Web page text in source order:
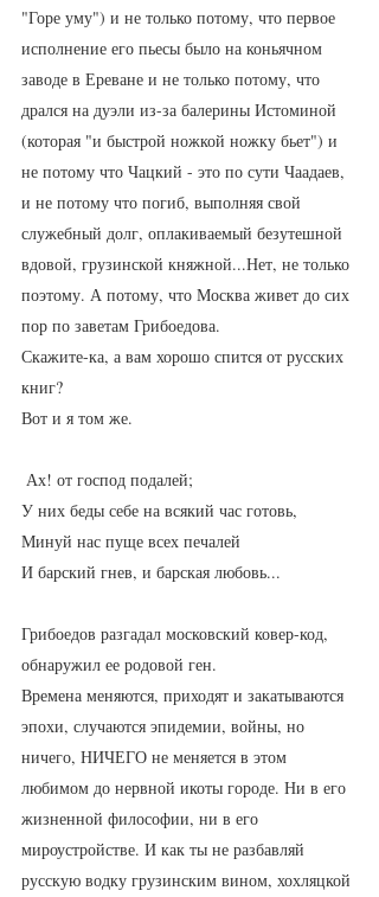
"Горе уму") и не только потому, что первое
исполнение его пьесы было на коньячном
заводе в Ереване и не только потому, что
дрался на дуэли из-за балерины Истоминой
(которая "и быстрой ножкой ножку бьет") и
не потому что Чацкий - это по сути Чаадаев,
и не потому что погиб, выполняя свой
служебный долг, оплакиваемый безутешной
вдовой, грузинской княжной...Нет, не только
поэтому. А потому, что Москва живет до сих
пор по заветам Грибоедова.
Скажите-ка, а вам хорошо спится от русских
книг?
Вот и я том же.
Ах! от господ подалей;
У них беды себе на всякий час готовь,
Минуй нас пуще всех печалей
И барский гнев, и барская любовь...
Грибоедов разгадал московский ковер-код,
обнаружил ее родовой ген.
Времена меняются, приходят и закатываются
эпохи, случаются эпидемии, войны, но
ничего, НИЧЕГО не меняется в этом
любимом до нервной икоты городе. Ни в его
жизненной философии, ни в его
мироустройстве. И как ты не разбавляй
русскую водку грузинским вином, хохляцкой